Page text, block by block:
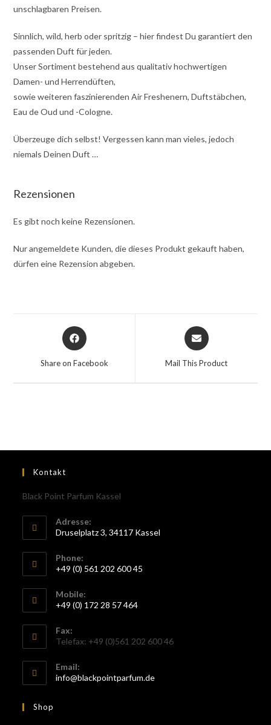
unschlagbaren Preisen.
Sinnlich, wild, herb oder spritzig – hier findest Du garantiert den
passenden Duft für jeden.
Unser Sortiment bestehend aus qualitativ hochwertigen
Damen- und Herrendüften,
sowie weiteren faszinierenden Air Freshenern, Duftstäbchen,
Eau de Oud und -Cologne.
Überzeuge dich selbst! Vergessen kann man vieles, jedoch
niemals Deinen Duft …
Rezensionen
Es gibt noch keine Rezensionen.
Nur angemeldete Kunden, die dieses Produkt gekauft haben,
dürfen eine Rezension abgeben.
Share on Facebook Mail This Product
Kontakt
Black Point Parfum Kassel
Adresse:
Druselplatz 3, 34117 Kassel
Phone:
+49 (0) 561 202 600 45
Mobile:
+49 (0) 172 28 57 464
Fax:
Telefax: +49 (0)561 202 600 46
Email:
info@blackpointparfum.de
Shop